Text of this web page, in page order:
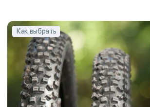
Как выбрать